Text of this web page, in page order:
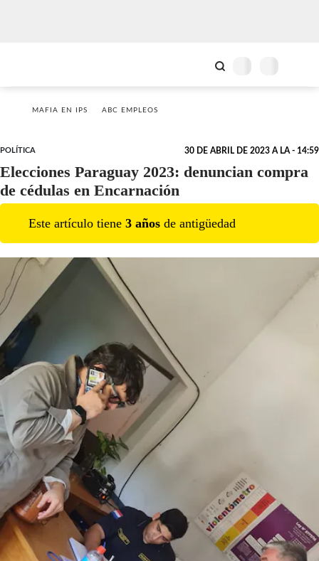
MAFIA EN IPS ABC EMPLEOS
POLÍTICA 30 DE ABRIL DE 2023 A LA - 14:59
Elecciones Paraguay 2023: denuncian compra
de cédulas en Encarnación
Este artículo tiene 3 años de antigüedad